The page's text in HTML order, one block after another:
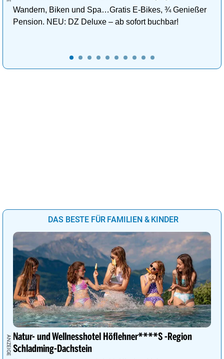
Wandern, Biken und Spa…Gratis E-Bikes, ¾ Genießer
Pension. NEU: DZ Deluxe – ab sofort buchbar!
DAS BESTE FÜR FAMILIEN & KINDER
Natur- und Wellnesshotel Höflehner****S -Region
Schladming-Dachstein